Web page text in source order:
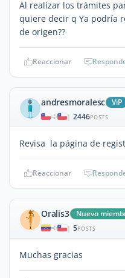
Al realizar los trámites
quiere decir q Ya podría
de origen??
Reaccionar
andresmoralesc ViP
| 2446POSTS
Revisa la página de
Reaccionar
Oralis3 Nuevo
| 5POSTS
Muchas gracias